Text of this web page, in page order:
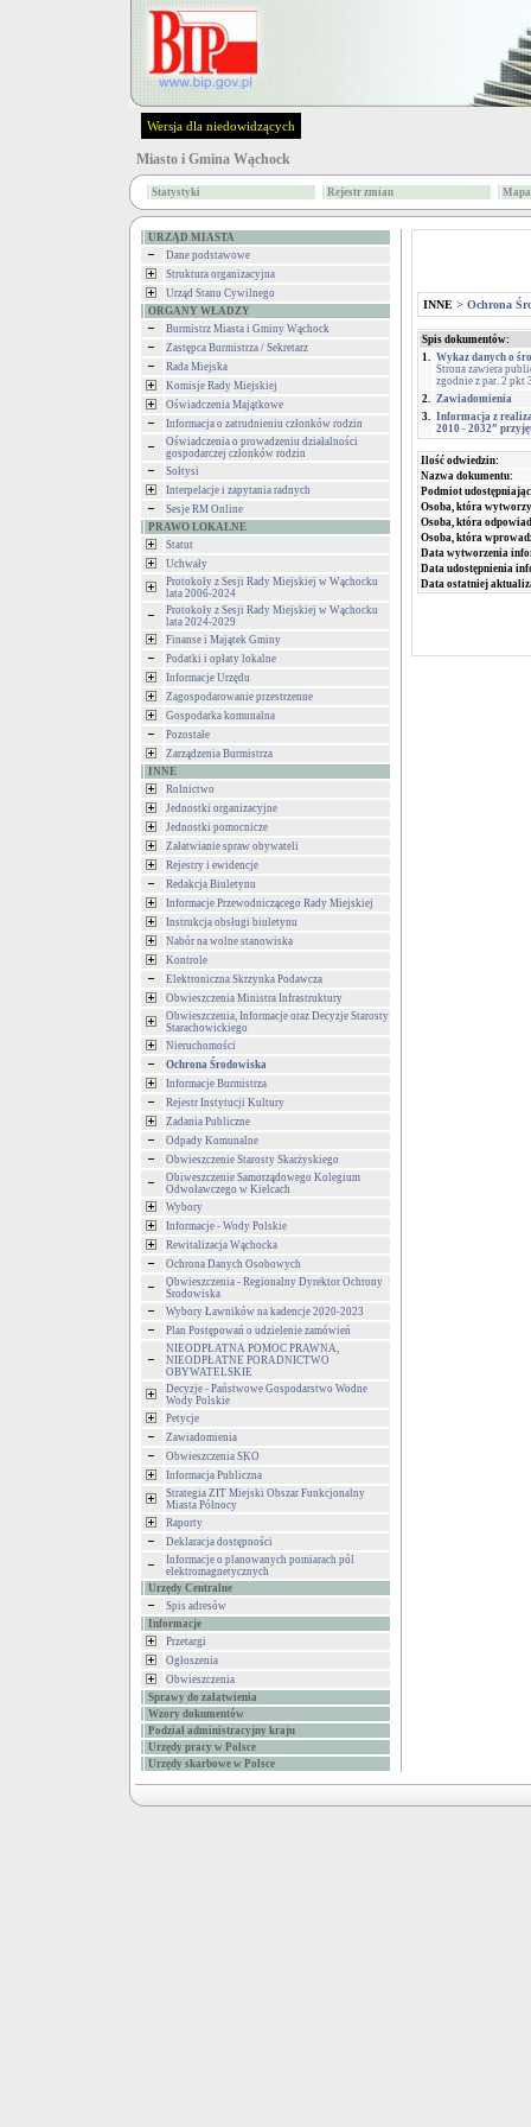
Wersja dla niedowidzących
Miasto i Gmina Wąchock
Statystyki Rejestr zmian
URZĄD MIASTA
Dane podstawowe
Struktura organizacyjna
Urząd Stanu Cywilnego
ORGANY WŁADZY
Burmistrz Miasta i Gminy Wąchock
Zastępca Burmistrza / Sekretarz
Rada Miejska
Komisje Rady Miejskiej
Oświadczenia Majątkowe
Informacja o zatrudnieniu członków rodzin
Oświadczenia o prowadzeniu działalności
gospodarczej członków rodzin
Sołtysi
Interpelacje i zapytania radnych
Sesje RM Online
PRAWO LOKALNE
Statut
Uchwały
Protokoły z Sesji Rady Miejskiej w Wąchocku
lata 2006-2024
Protokoły z Sesji Rady Miejskiej w Wąchocku
lata 2024-2029
Finanse i Majątek Gminy
Podatki i opłaty lokalne
Informacje Urzędu
Zagospodarowanie przestrzenne
Gospodarka komunalna
Pozostałe
Zarządzenia Burmistrza
INNE
Rolnictwo
Jednostki organizacyjne
Jednostki pomocnicze
Załatwianie spraw obywateli
Rejestry i ewidencje
Redakcja Biuletynu
Informacje Przewodniczącego Rady Miejskiej
Instrukcja obsługi biuletynu
Nabór na wolne stanowiska
Kontrole
Elektroniczna Skrzynka Podawcza
Obwieszczenia Ministra Infrastruktury
Obwieszczenia, Informacje oraz Decyzje Starosty
Starachowickiego
Nieruchomości
Ochrona Środowiska
Informacje Burmistrza
Rejestr Instytucji Kultury
Zadania Publiczne
Odpady Komunalne
Obwieszczenie Starosty Skarżyskiego
Obiweszczenie Samorządowego Kolegium
Odwoławczego w Kielcach
Wybory
Informacje - Wody Polskie
Rewitalizacja Wąchocka
Ochrona Danych Osobowych
Obwieszczenia - Regionalny Dyrektor Ochrony
Środowiska
Wybory Ławników na kadencje 2020-2023
Plan Postępowań o udzielenie zamówień
NIEODPŁATNA POMOC PRAWNA,
NIEODPŁATNE PORADNICTWO
OBYWATELSKIE
Decyzje - Państwowe Gospodarstwo Wodne
Wody Polskie
Petycje
Zawiadomienia
Obwieszczenia SKO
Informacja Publiczna
Strategia ZIT Miejski Obszar Funkcjonalny
Miasta Północy
Raporty
Deklaracja dostępności
Informacje o planowanych pomiarach pól
elektromagnetycznych
Urzędy Centralne
Spis adresów
Informacje
Przetargi
Ogłoszenia
Obwieszczenia
Sprawy do załatwienia
Wzory dokumentów
Podział administracyjny kraju
Urzędy pracy w Polsce
Urzędy skarbowe w Polsce
INNE > Ochrona
Spis dokumentów:
1. Wykaz danych o
Strona zawiera
zgodnie z par. 2 pkt
2. Zawiadomienia
3. Informacja z
2010 - 2032”
Ilość odwiedzin:
Nazwa dokumentu:
Podmiot
Osoba, która
Osoba, która
Osoba, która
Data wytworzenia
Data udostępnienia
Data ostatniej